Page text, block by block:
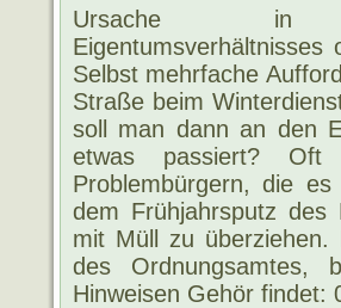
Ursache in
Selbst mehrfache
Straße beim
soll man dann an den
etwas passiert?
Problembürgern, die
dem Frühjahrsputz des
mit Müll zu überziehen.
des Ordnungsamtes,
Hinweisen Gehör findet: